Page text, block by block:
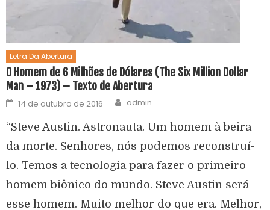
Letra Da Abertura
O Homem de 6 Milhões de Dólares (The Six Million Dollar
Man – 1973) – Texto de Abertura
14 de outubro de 2016 admin
“Steve Austin. Astronauta. Um homem à beira
da morte. Senhores, nós podemos reconstruí-
lo. Temos a tecnologia para fazer o primeiro
homem biônico do mundo. Steve Austin será
esse homem. Muito melhor do que era. Melhor,